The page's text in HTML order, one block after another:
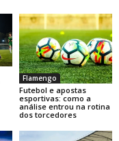
Flamengo
Futebol e apostas
esportivas: como a
análise entrou na rotina
dos torcedores